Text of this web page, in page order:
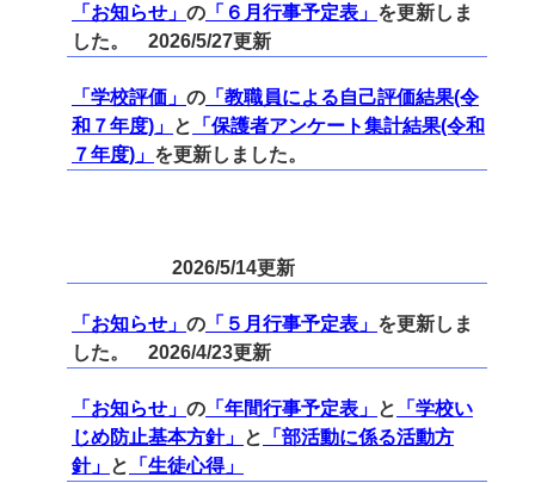
「お知らせ」 の 「６月行事予定表」 を更新しま
した。 2026/5/27更新
「学校評価」 の 「教職員による自己評価結果(令
和７年度)」 と
「保護者アンケート集計結果(令和
７年度)」 を更新しました。
2026/5/14更新
「お知らせ」 の 「５月行事予定表」 を更新しま
した。 2026/4/23更新
「お知らせ」 の 「年間行事予定表」 と
「学校い
じめ防止基本方針」 と
「部活動に係る活動方
針」 と 「生徒心得」